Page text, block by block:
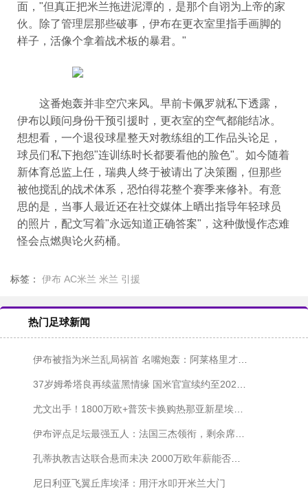
面，"但真正把米兰拖进泥潭的，是那个自诩为上帝的家
伙。除了管理层那些破事，伊布在更衣室里指手画脚的
样子，活像个拿着战术板的暴君。"
这番炮轰并非空穴来风。早前卡佩罗就私下透露，
伊布以顾问身份干预引援时，更衣室的空气都能结冰。
想想看，一个退役球星整天对教练组的工作品头论足，
球员们私下抱怨"连训练时长都要看他的脸色"。如今随着
新体育总监上任，瑞典人终于被请出了决策圈，但那些
被他搅乱的战术体系，恐怕得花整个赛季来修补。有意
思的是，当事人最近还在社交媒体上晒出指导年轻球员
的照片，配文写着"永远知道正确答案"，这种傲慢作态难
怪会点燃舆论火药桶。
标签： 伊布 AC米兰 米兰 引援
热门足球新闻
伊布被指为米兰乱局祸首 名嘴炮轰：阿莱格里才是背锅侠
37岁姆希塔良再续蓝黑情缘 国米官宣续约至2027年
尤文出手！1800万欧+普茨卡换购热那亚新星埃哈托尔
伊布评点足坛最强五人：法国三杰领衔，剩余席位引热议
孔蒂执教吉达联合悬而未决 2000万欧年薪能否打动意大利名帅？
尼日利亚飞翼丘库埃泽：用汗水叩开米兰大门